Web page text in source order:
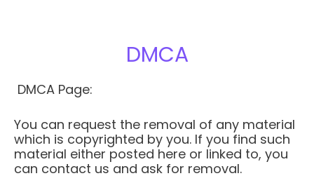
DMCA
DMCA Page:
You can request the removal of any material
which is copyrighted by you. If you find such
material either posted here or linked to, you
can contact us and ask for removal.